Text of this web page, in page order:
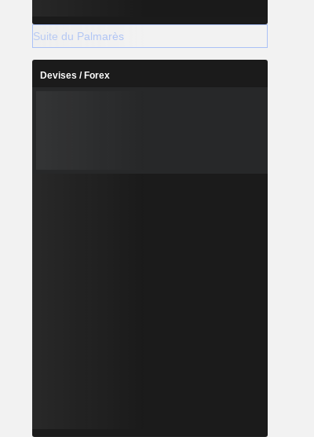
Suite du Palmarès
Devises / Forex